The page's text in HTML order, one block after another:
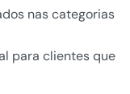
nas categorias
para clientes que